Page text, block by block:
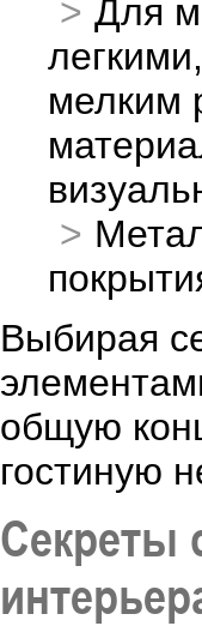
Для
мелким
Выбирая
общую
гостиную
Секреты